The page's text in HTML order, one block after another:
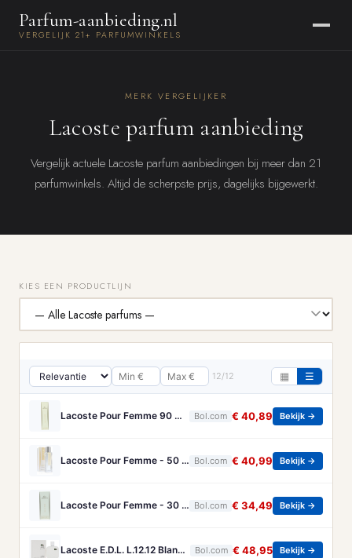
Parfum-aanbieding.nl
VERGELIJK 21+ PARFUMWINKELS
MERK VERGELIJKER
Lacoste parfum aanbieding
Vergelijk actuele Lacoste parfum aanbiedingen bij meer dan 21
parfumwinkels. Altijd de scherpste prijs, dagelijks bijgewerkt.
KIES EEN PRODUCTLIJN
12/12 ▦ ☰
Lacoste Pour Femme 90 ml - Eau de Parfum - Damesparfum Bol.com € 40,89 Bekijk →
Lacoste Pour Femme - 50 ml - Eau de parfum Bol.com € 40,99 Bekijk →
Lacoste Pour Femme - 30 ml - Eau de parfum Bol.com € 34,49 Bekijk →
Lacoste E.D.L. L.12.12 Blanc - Eau de toilette Spray - Herenparfum - 100 ml Bol.com € 48,95 Bekijk →